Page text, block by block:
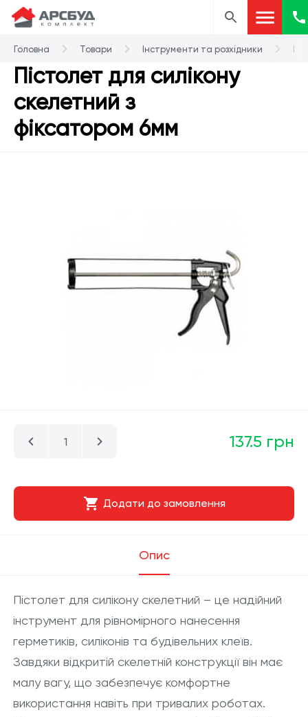
Головна Товари Інструменти та розхідники
Пістолет для силікону
скелетний з
фіксатором 6мм
137.5 грн
Додати до замовлення
Опис
Пістолет для силікону скелетний – це надійний
інструмент для рівномірного нанесення
герметиків, силіконів та будівельних клеїв.
Завдяки відкритій скелетній конструкції він має
малу вагу, що забезпечує комфортне
використання навіть при тривалих роботах.